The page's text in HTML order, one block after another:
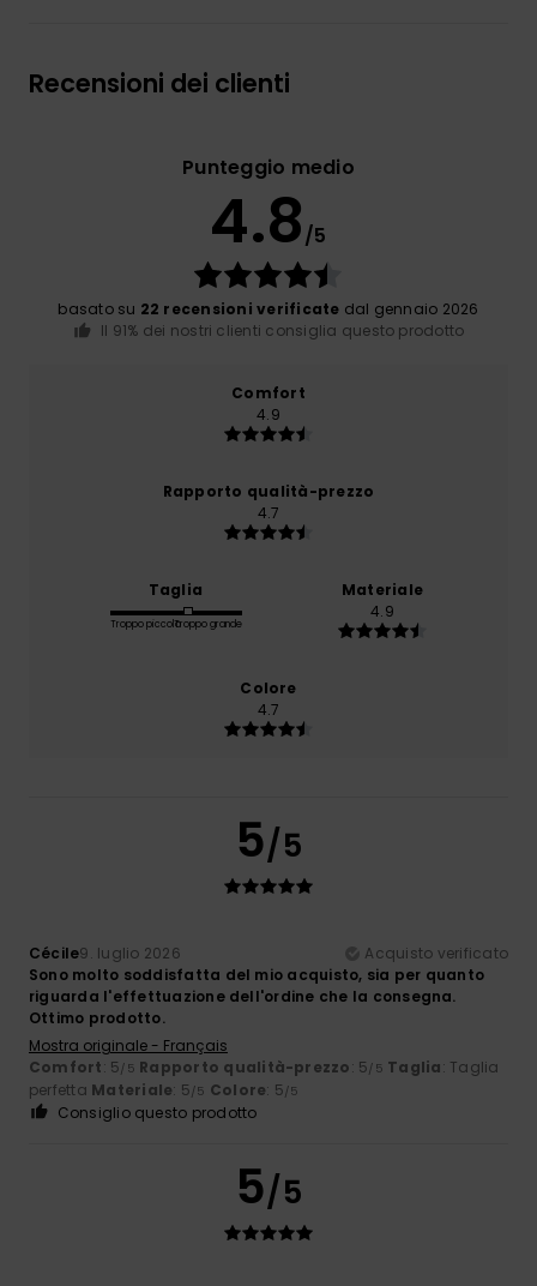
Recensioni dei clienti
Punteggio medio
4.8/5
basato su 22 recensioni verificate dal gennaio 2026
Il 91% dei nostri clienti consiglia questo prodotto
Comfort
4.9
Rapporto qualità-prezzo
4.7
Taglia
Troppo piccoloTroppo grande
Materiale
4.9
Colore
4.7
5/5
Cécile9. luglio 2026
Acquisto verificato
Sono molto soddisfatta del mio acquisto, sia per quanto
riguarda l'effettuazione dell'ordine che la consegna.
Ottimo prodotto.
Mostra originale - Français
Comfort: 5/5 Rapporto qualità-prezzo: 5/5 Taglia: Taglia
perfetta Materiale: 5/5 Colore: 5/5
Consiglio questo prodotto
5/5